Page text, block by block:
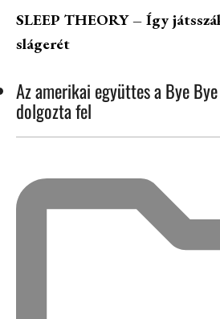
SLEEP THEORY – Így
slágerét
Az amerikai együttes a Bye
dolgozta fel